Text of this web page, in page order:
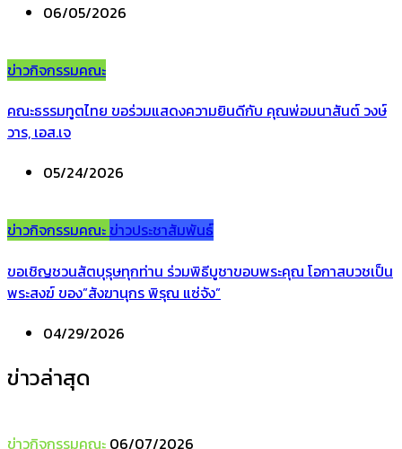
06/05/2026
ข่าวกิจกรรมคณะ
คณะธรรมทูตไทย ขอร่วมแสดงความยินดีกับ คุณพ่อมนาสันต์ วงษ์
วาร, เอส.เจ
05/24/2026
ข่าวกิจกรรมคณะ ข่าวประชาสัมพันธ์
ขอเชิญชวนสัตบุรุษทุกท่าน ร่วมพิธีบูชาขอบพระคุณ โอกาสบวชเป็น
พระสงฆ์ ของ”สังฆานุกร พิรุณ แซ่จัง”
04/29/2026
ข่าวล่าสุด
ข่าวกิจกรรมคณะ 06/07/2026